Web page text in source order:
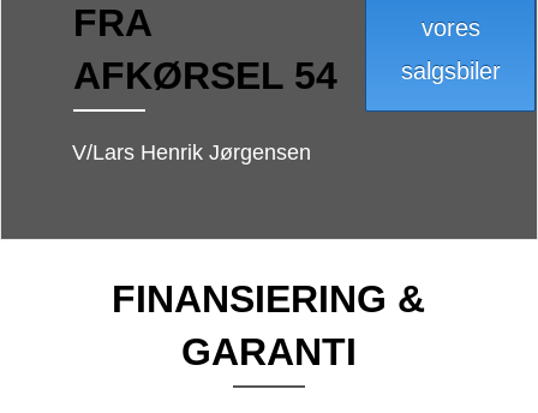
FRA
AFKØRSEL 54
V/Lars Henrik Jørgensen
vores
salgsbiler
FINANSIERING &
GARANTI